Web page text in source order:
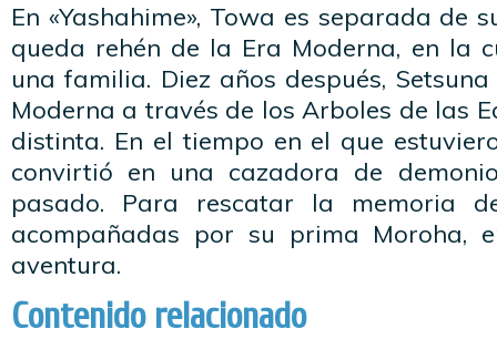
En «Yashahime», Towa es separada de
queda rehén de la Era Moderna, en la
una familia. Diez años después,
Moderna a través de los Arboles de las
distinta. En el tiempo en el que
convirtió en una cazadora de
pasado. Para rescatar la memoria
acompañadas por su prima Moroha,
aventura.
Contenido relacionado